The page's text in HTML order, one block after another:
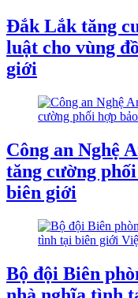
Đắk Lắk tăng
luật cho vùng
giới
Công an Nghệ
tăng cường
biên giới
Bộ đội Biên